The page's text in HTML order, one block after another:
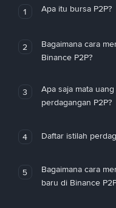
1 Apa itu bursa P2P?
2
Bagaimana cara
Binance P2P?
3
Apa saja mata
perdagangan P2P?
4 Daftar istilah
5
Bagaimana cara
baru di Binance